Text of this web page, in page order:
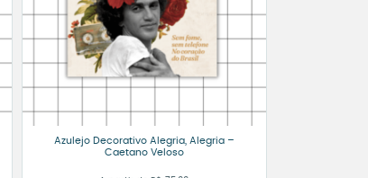
Azulejo Decorativo Alegria, Alegria –
Caetano Veloso